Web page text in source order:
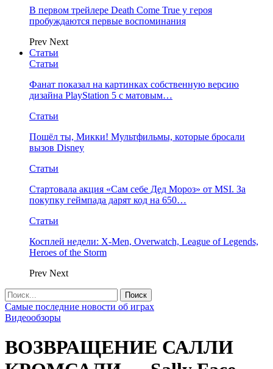
В первом трейлере Death Come True у героя
пробуждаются первые воспоминания
Prev Next
Статьи
Статьи
Фанат показал на картинках собственную версию
дизайна PlayStation 5 с матовым…
Статьи
Пошёл ты, Микки! Мультфильмы, которые бросали
вызов Disney
Статьи
Стартовала акция «Сам себе Дед Мороз» от MSI. За
покупку геймпада дарят код на 650…
Статьи
Косплей недели: X-Men, Overwatch, League of Legends,
Heroes of the Storm
Prev Next
Самые последние новости об играх
Видеообзоры
ВОЗВРАЩЕНИЕ САЛЛИ